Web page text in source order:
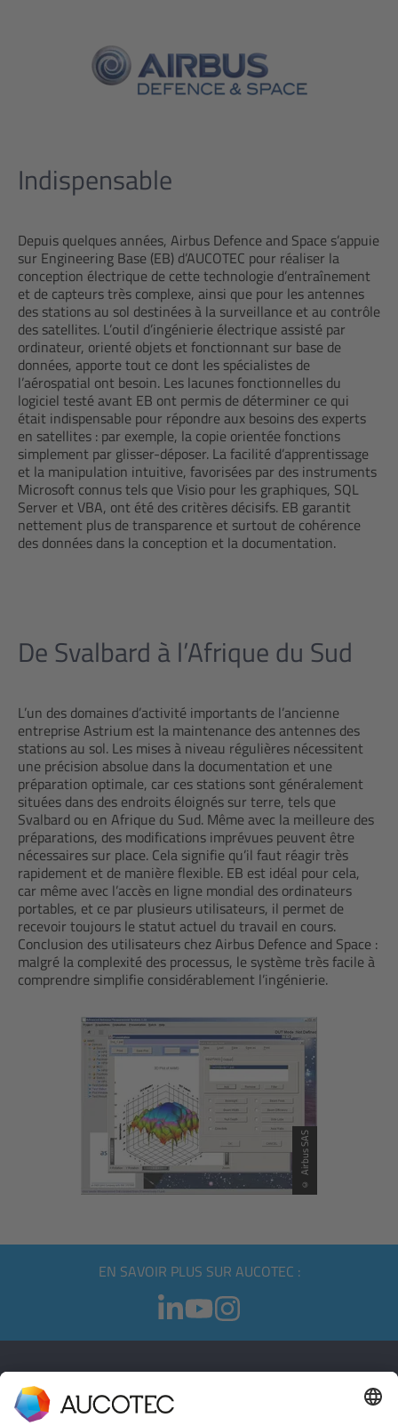
Indispensable
Depuis quelques années, Airbus Defence and Space s’appuie
sur Engineering Base (EB) d’AUCOTEC pour réaliser la
conception électrique de cette technologie d’entraînement
et de capteurs très complexe, ainsi que pour les antennes
des stations au sol destinées à la surveillance et au contrôle
des satellites. L’outil d’ingénierie électrique assisté par
ordinateur, orienté objets et fonctionnant sur base de
données, apporte tout ce dont les spécialistes de
l’aérospatial ont besoin. Les lacunes fonctionnelles du
logiciel testé avant EB ont permis de déterminer ce qui
était indispensable pour répondre aux besoins des experts
en satellites : par exemple, la copie orientée fonctions
simplement par glisser-déposer. La facilité d’apprentissage
et la manipulation intuitive, favorisées par des instruments
Microsoft connus tels que Visio pour les graphiques, SQL
Server et VBA, ont été des critères décisifs. EB garantit
nettement plus de transparence et surtout de cohérence
des données dans la conception et la documentation.
De Svalbard à l’Afrique du Sud
L’un des domaines d’activité importants de l’ancienne
entreprise Astrium est la maintenance des antennes des
stations au sol. Les mises à niveau régulières nécessitent
une précision absolue dans la documentation et une
préparation optimale, car ces stations sont généralement
situées dans des endroits éloignés sur terre, tels que
Svalbard ou en Afrique du Sud. Même avec la meilleure des
préparations, des modifications imprévues peuvent être
nécessaires sur place. Cela signifie qu’il faut réagir très
rapidement et de manière flexible. EB est idéal pour cela,
car même avec l’accès en ligne mondial des ordinateurs
portables, et ce par plusieurs utilisateurs, il permet de
recevoir toujours le statut actuel du travail en cours.
Conclusion des utilisateurs chez Airbus Defence and Space :
malgré la complexité des processus, le système très facile à
comprendre simplifie considérablement l’ingénierie.
© Airbus SAS
EN SAVOIR PLUS SUR AUCOTEC :
CONTACT